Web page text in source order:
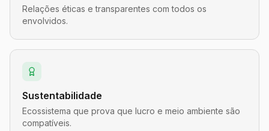
Relações éticas e transparentes com todos os
envolvidos.
Sustentabilidade
Ecossistema que prova que lucro e meio ambiente são
compatíveis.